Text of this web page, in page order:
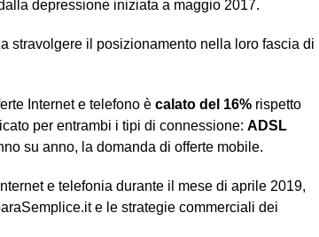
depressione iniziata a maggio 2017.
stravolgere il posizionamento nella loro fascia di
Internet e telefono è calato del 16% rispetto
per entrambi i tipi di connessione: ADSL
su anno, la domanda di offerte mobile.
e telefonia durante il mese di aprile 2019,
e le strategie commerciali dei